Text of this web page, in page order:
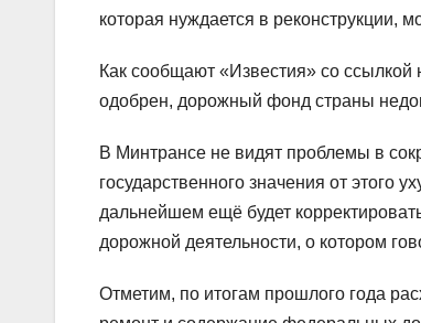
которая нуждается в реконструкции,
Как сообщают «Известия» со ссылкой
одобрен, дорожный фонд страны
В Минтрансе не видят проблемы в
государственного значения от этого
дальнейшем ещё будет
дорожной деятельности, о котором
Отметим, по итогам прошлого года